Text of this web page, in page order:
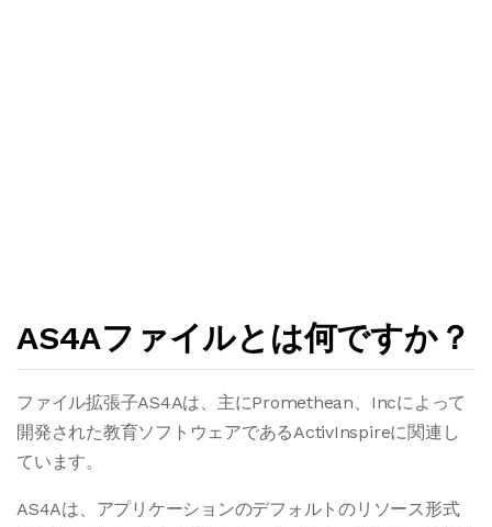
AS4Aファイルとは何ですか？
ファイル拡張子AS4Aは、主にPromethean、Incによって
開発された教育ソフトウェアであるActivInspireに関連し
ています。
AS4Aは、アプリケーションのデフォルトのリソース形式